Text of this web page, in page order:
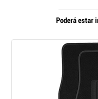
Poderá estar